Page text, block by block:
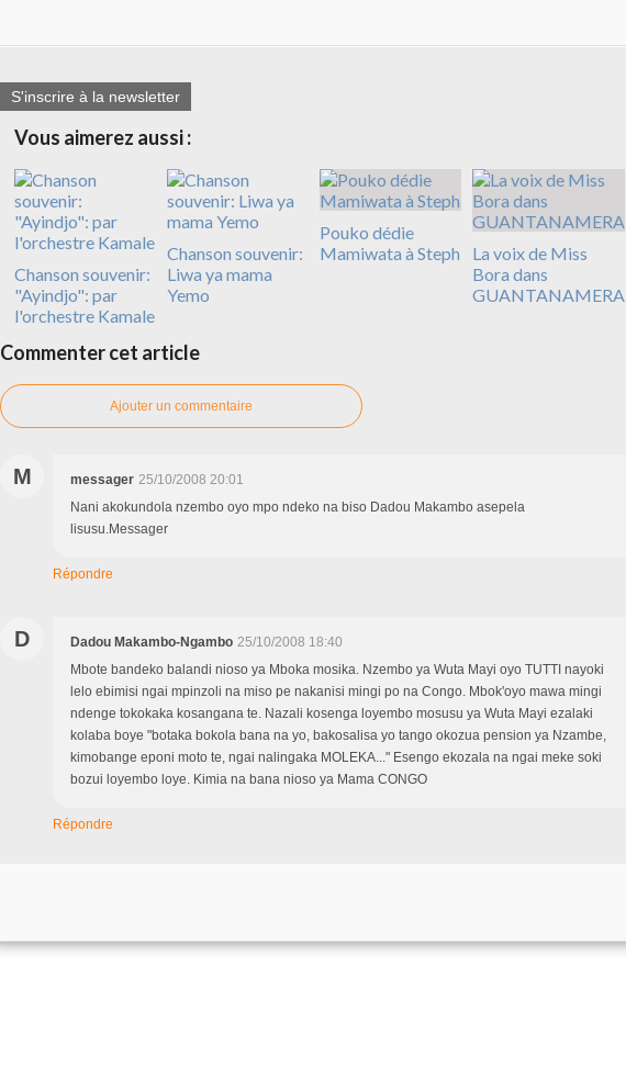
S'inscrire à la newsletter
Vous aimerez aussi :
Chanson souvenir:
"Ayindjo": par
l'orchestre Kamale
Chanson souvenir:
Liwa ya mama
Yemo
Pouko dédie
Mamiwata à Steph
La voix de Miss
Bora dans
GUANTANAMERA
Commenter cet article
Ajouter un commentaire
M messager 25/10/2008 20:01
Nani akokundola nzembo oyo mpo ndeko na biso Dadou Makambo asepela
lisusu.Messager
Répondre
D Dadou Makambo-Ngambo 25/10/2008 18:40
Mbote bandeko balandi nioso ya Mboka mosika. Nzembo ya Wuta Mayi oyo TUTTI nayoki
lelo ebimisi ngai mpinzoli na miso pe nakanisi mingi po na Congo. Mbok'oyo mawa mingi
ndenge tokokaka kosangana te. Nazali kosenga loyembo mosusu ya Wuta Mayi ezalaki
kolaba boye "botaka bokola bana na yo, bakosalisa yo tango okozua pension ya Nzambe,
kimobange eponi moto te, ngai nalingaka MOLEKA..." Esengo ekozala na ngai meke soki
bozui loyembo loye. Kimia na bana nioso ya Mama CONGO
Répondre